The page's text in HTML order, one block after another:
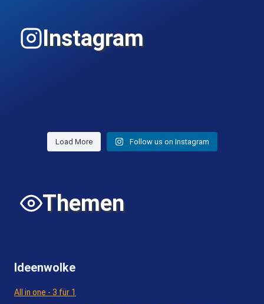
Instagram
Load More Follow us on Instagram
Themen
Ideenwolke
All in one - 3 für 1